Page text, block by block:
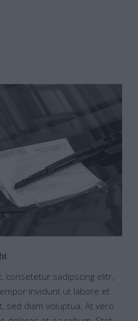
consetetur sadipscing elitr,
invidunt ut labore et
sed diam voluptua. At vero